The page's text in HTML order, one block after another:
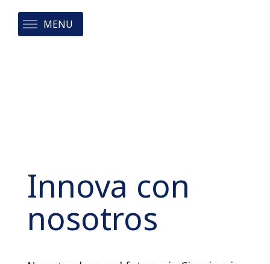
MENU
Innova con
nosotros